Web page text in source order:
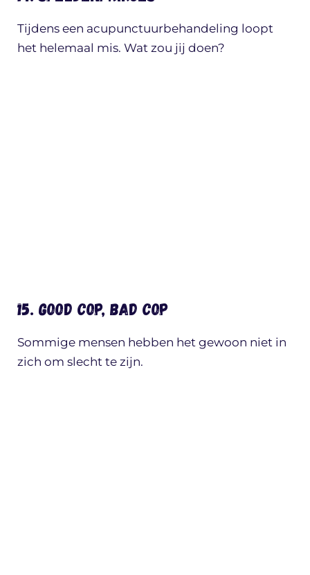
Tijdens een acupunctuurbehandeling loopt
het helemaal mis. Wat zou jij doen?
15. Good cop, bad cop
Sommige mensen hebben het gewoon niet in
zich om slecht te zijn.